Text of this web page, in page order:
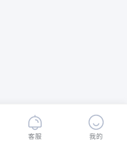
客服 我的